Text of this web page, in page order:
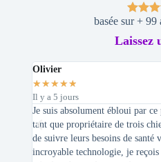
basée sur +
Laissez
Olivier
★★★★★
Il y a 5 jours
Je suis absolument ébloui par
tant que propriétaire de trois
de suivre leurs besoins de santé
incroyable technologie, je reçois